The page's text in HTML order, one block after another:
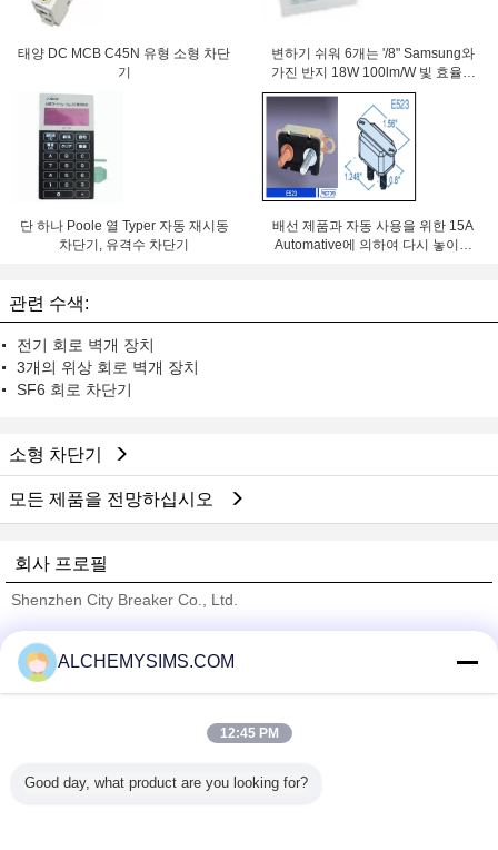
태양 DC MCB C45N 유형 소형 차단
기
변하기 쉬워 6개는 '/8" Samsung와
가진 반지 18W 100lm/W 빛 효율성
LED Downlight 84Ra를 잘게 썹니
다
단 하나 Poole 열 Typer 자동 재시동
차단기, 유격수 차단기
배선 제품과 자동 사용을 위한 15A
Automative에 의하여 다시 놓이는
관련 수색:
전기 회로 벽개 장치
3개의 위상 회로 벽개 장치
SF6 회로 차단기
소형 차단기
모든 제품을 전망하십시오
회사 프로필
Shenzhen City Breaker Co., Ltd.
Trust Seal
Verified Suplier
모든 제품
ALCHEMYSIMS.COM
12:45 PM
Good day, what product are you looking for?